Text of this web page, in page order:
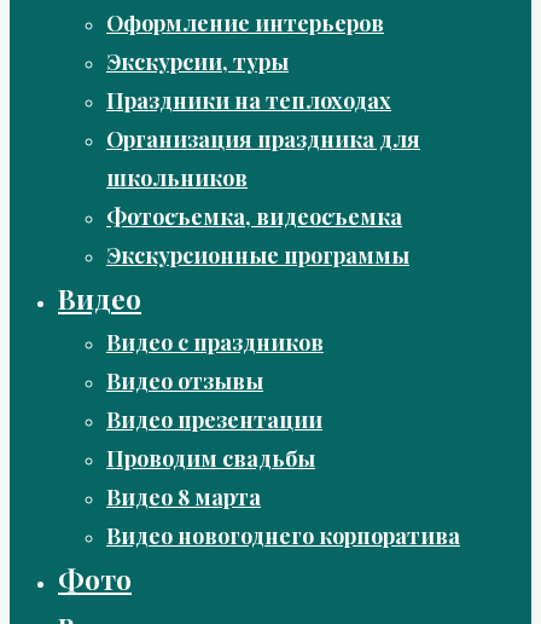
Оформление интерьеров
Экскурсии, туры
Праздники на теплоходах
Организация праздника для
школьников
Фотосъемка, видеосъемка
Экскурсионные программы
Видео
Видео с праздников
Видео отзывы
Видео презентации
Проводим свадьбы
Видео 8 марта
Видео новогоднего корпоратива
Фото